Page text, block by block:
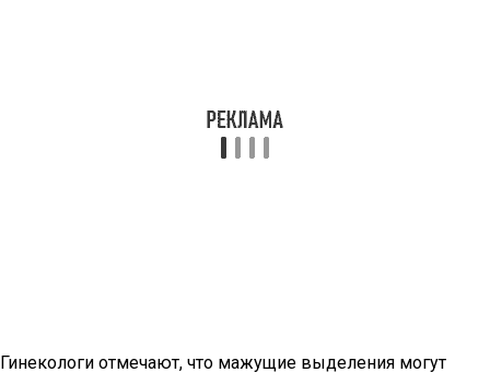
Гинекологи отмечают, что мажущие выделения могут